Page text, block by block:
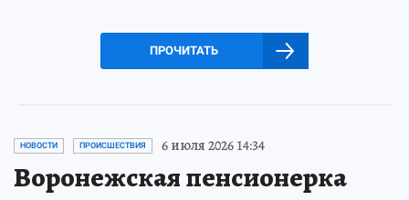
ПРОЧИТАТЬ
НОВОСТИ ПРОИСШЕСТВИЯ 6 июля 2026 14:34
Воронежская пенсионерка